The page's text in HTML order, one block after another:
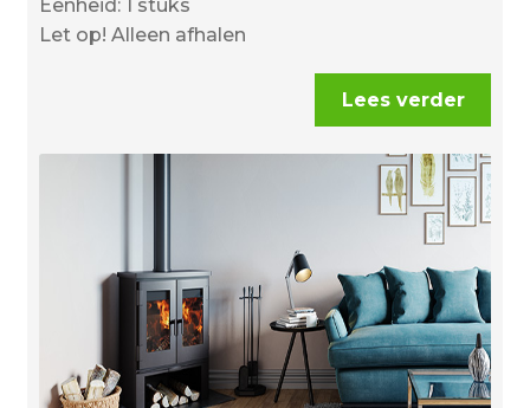
Eenheid: 1 stuks
Let op! Alleen afhalen
Lees verder